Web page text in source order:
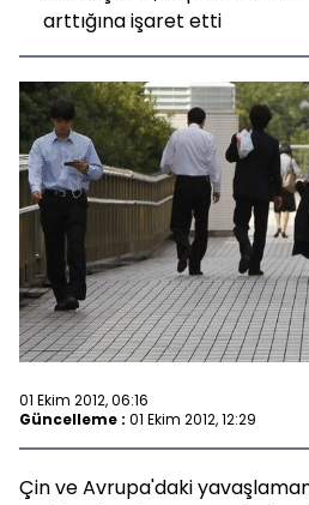
arttığına işaret etti
01 Ekim 2012, 06:16
Güncelleme : 01 Ekim 2012, 12:29
Çin ve Avrupa'daki